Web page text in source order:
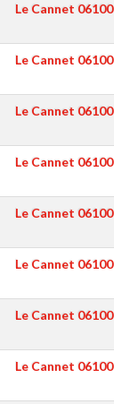
Le Cannet 06100
Le Cannet 06100
Le Cannet 06100
Le Cannet 06100
Le Cannet 06100
Le Cannet 06100
Le Cannet 06100
Le Cannet 06100